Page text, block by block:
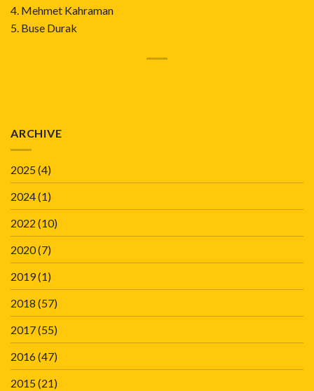
4. Mehmet Kahraman
5. Buse Durak
ARCHIVE
2025(4)
2024(1)
2022 (10)
2020(7)
2019(1)
2018 (57)
2017(55)
2016(47)
2015(21)